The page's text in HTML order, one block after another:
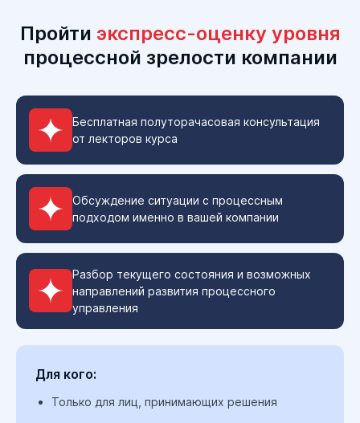
Пройти экспресс-оценку уровня
процессной зрелости компании
Бесплатная полуторачасовая консультация
от лекторов курса
Обсуждение ситуации с процессным
подходом именно в вашей компании
Разбор текущего состояния и возможных
направлений развития процессного
управления
Для кого:
Только для лиц, принимающих решения